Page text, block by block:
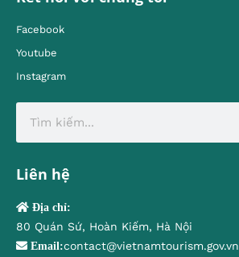
Facebook
Youtube
Instagram
Liên hệ
Địa chỉ:
80 Quán Sứ, Hoàn Kiếm, Hà Nội
Email:contact@vietnamtourism.gov.vn